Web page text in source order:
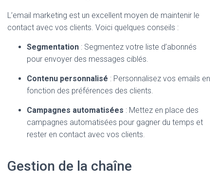
L’email marketing est un excellent moyen de maintenir le
contact avec vos clients. Voici quelques conseils :
Segmentation : Segmentez votre liste d’abonnés
pour envoyer des messages ciblés.
Contenu personnalisé : Personnalisez vos emails en
fonction des préférences des clients.
Campagnes automatisées : Mettez en place des
campagnes automatisées pour gagner du temps et
rester en contact avec vos clients.
Gestion de la chaîne